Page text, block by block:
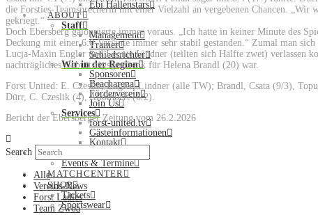
Ebi Hallenstars
ABOUT
Staff
Management
Trainer
Schiedsrichter
Wir in der Region
Sponsoren
Beacharena
Förderverein
Join Us
Services
forst-united.tv
Gästeinformationen
Kontakt
EVENTS
Events & Termine
MATCHCENTER
SHOP
Tickets
Sportswear
die Forsties-Teamsprecherin mit einer Vielzahl an vergebenen Chancen. „Wir
gekriegt.“
Doch Ebersberg galoppierte immer voraus. „Ich hatte in keiner Minute des
Deckung mit einer 6:0-Variante immer sehr stabil gestanden.“ Zumal man
Lucja-Maxin Engler und Leonie Lindner (teilten sich Hälfte zwei) verlassen
nachträgliches Geburtstagsgeschenk für Helena Brandl (20) war.
Forst United: E. Czeslik, Engler, Lindner (alle TW); Brandl, Csata (9/3),
Dürr, C. Czeslik (4), Allombert (6/2).
Bericht der Ebersberger Zeitung vom 26.2.2026
Search
Alle
Vereins-News
Forst Ladies
Team Zwoa